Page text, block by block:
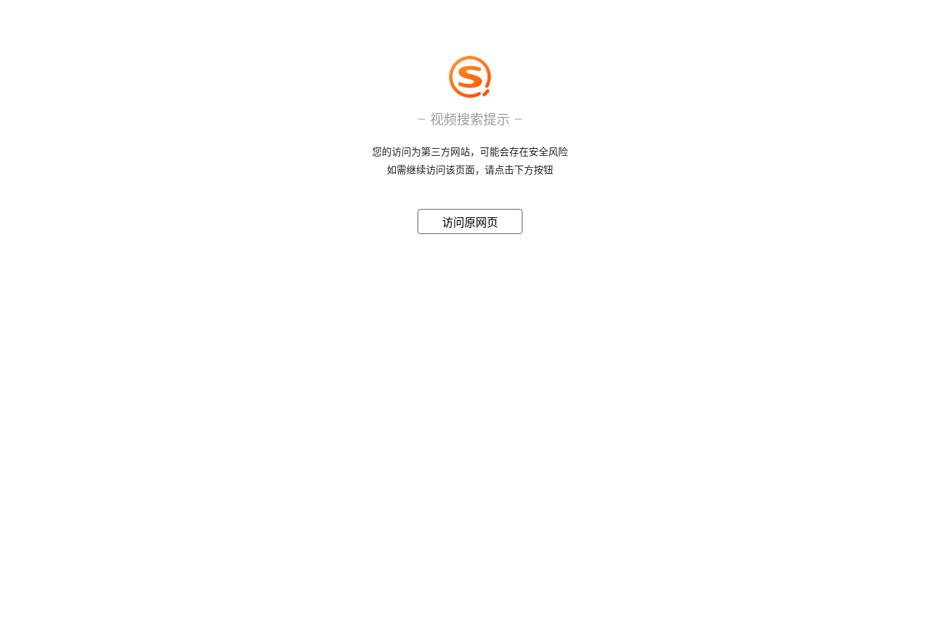
视频搜索提示
您的访问为第三方网站，可能会存在安全风险
如需继续访问该页面，请点击下方按钮
访问原网页